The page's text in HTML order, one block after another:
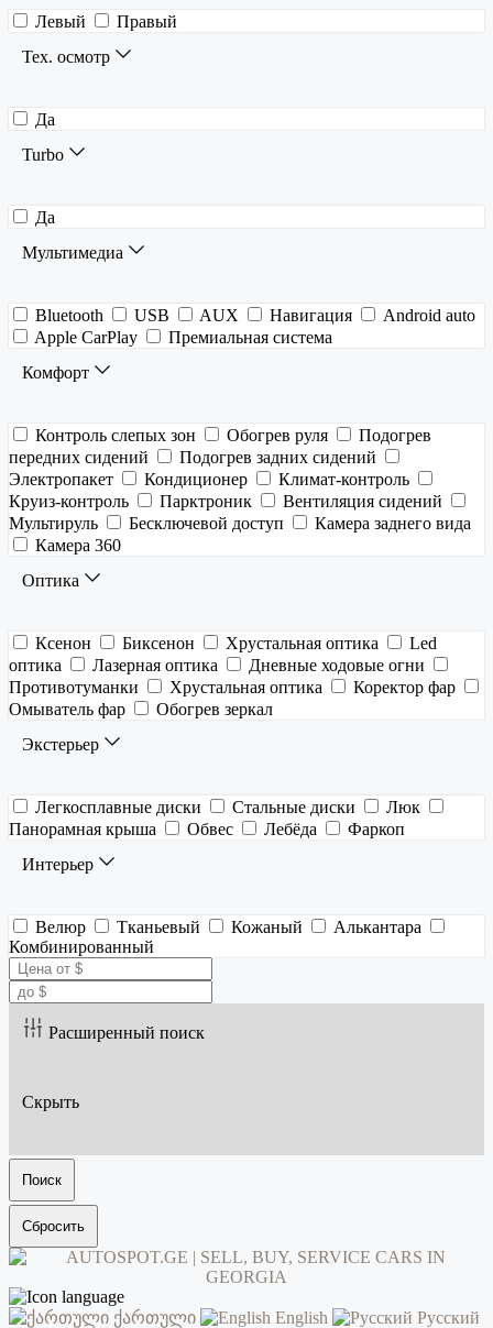
Левый
Правый
Тех. осмотр
Да
Turbo
Да
Мультимедиа
Bluetooth USB AUX Навигация
Android auto
Apple CarPlay
Премиальная система
Комфорт
Контроль слепых зон Обогрев руля
Подогрев
передних сидений
Подогрев задних сидений
Электропакет
Кондиционер
Климат-контроль
Круиз-контроль
Парктроник
Вентиляция сидений
Мультируль
Бесключевой доступ
Камера заднего вида
Камера 360
Оптика
Ксенон Биксенон Хрустальная оптика
Led
оптика
Лазерная оптика
Дневные ходовые огни
Противотуманки
Хрустальная оптика
Коректор фар
Омыватель фар
Обогрев зеркал
Экстерьер
Легкосплавные диски Стальные диски
Люк
Панорамная крыша
Обвес Лебёда
Фаркоп
Интерьер
Велюр Тканьевый Кожаный
Алькантара
Комбинированный
Расширенный поиск
Скрыть
Поиск
Сбросить
ქართული English
Русский